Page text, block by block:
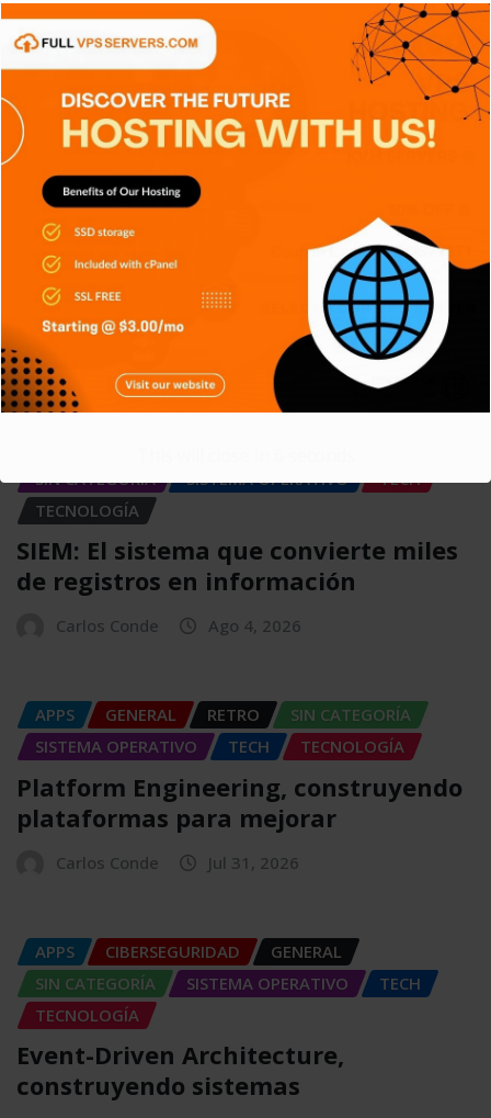
APPS GENERAL
SIN CATEGORÍA
SISTEMA OPERATIVO
TECNOLOGÍA
Git: La herramienta que transformó
el desarrollo de software
Ago 5, 2026
SIN CATEGORÍA
SISTEMA OPERATIVO
TECH
TECNOLOGÍA
SIEM: El sistema que convierte miles
de registros en información
Carlos Conde Ago 4, 2026
APPS GENERAL RETRO
SIN CATEGORÍA
SISTEMA OPERATIVO
TECH TECNOLOGÍA
Platform Engineering, construyendo
plataformas para mejorar
Carlos Conde Jul 31, 2026
APPS CIBERSEGURIDAD
GENERAL
SIN CATEGORÍA
SISTEMA OPERATIVO
TECH
TECNOLOGÍA
Event-Driven Architecture,
construyendo sistemas